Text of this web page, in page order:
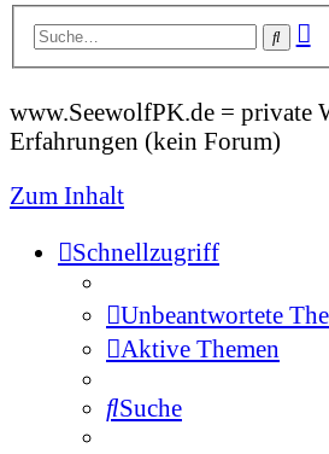
Suche
www.SeewolfPK.de = private
Erfahrungen (kein Forum)
Zum Inhalt
Schnellzugriff
Unbeantwortete
Aktive Themen
Suche